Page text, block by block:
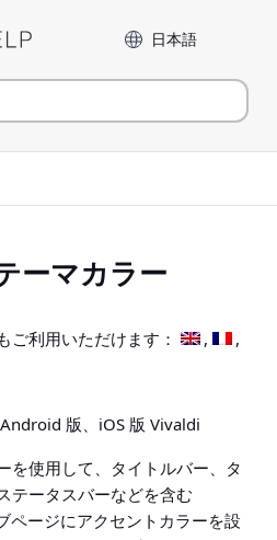
言語
ーマカラー
ご利用いただけます：
版、iOS 版 Vivaldi
を使用して、タイトルバー、タ
テータスバーなどを含む
ページにアクセントカラーを設